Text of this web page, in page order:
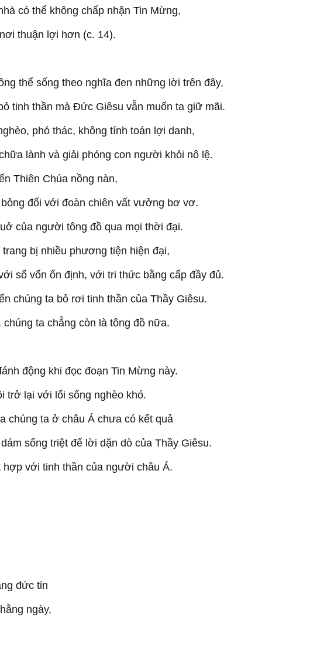
có thể không chấp nhận Tin Mừng,
thuận lợi hơn (c. 14).
thể sống theo nghĩa đen những lời trên đây,
tinh thần mà Đức Giêsu vẫn muốn ta giữ mãi.
phó thác, không tính toán lợi danh,
lành và giải phóng con người khỏi nô lệ.
Thiên Chúa nồng nàn,
đối với đoàn chiên vất vưởng bơ vơ.
của người tông đồ qua mọi thời đại.
bị nhiều phương tiện hiện đại,
số vốn ổn định, với tri thức bằng cấp đầy đủ.
chúng ta bỏ rơi tinh thần của Thầy Giêsu.
ta chẳng còn là tông đồ nữa.
động khi đọc đoạn Tin Mừng này.
trở lại với lối sống nghèo khó.
chúng ta ở châu Á chưa có kết quả
sống triệt để lời dặn dò của Thầy Giêsu.
với tinh thần của người châu Á.
đức tin
ngày,